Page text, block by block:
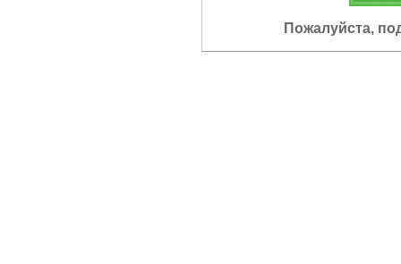
Пожалуйста,